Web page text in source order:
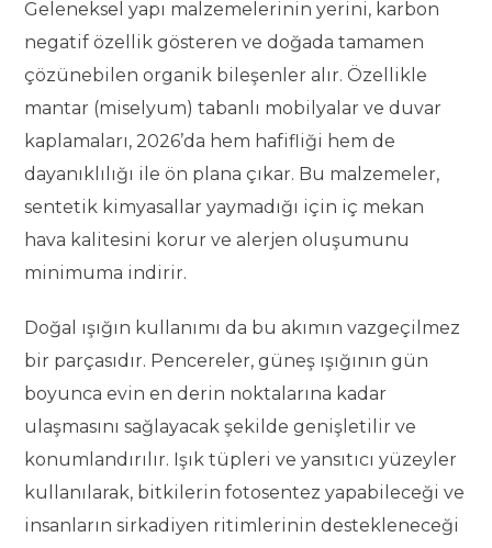
Geleneksel yapı malzemelerinin yerini, karbon
negatif özellik gösteren ve doğada tamamen
çözünebilen organik bileşenler alır. Özellikle
mantar (miselyum) tabanlı mobilyalar ve duvar
kaplamaları, 2026’da hem hafifliği hem de
dayanıklılığı ile ön plana çıkar. Bu malzemeler,
sentetik kimyasallar yaymadığı için iç mekan
hava kalitesini korur ve alerjen oluşumunu
minimuma indirir.
Doğal ışığın kullanımı da bu akımın vazgeçilmez
bir parçasıdır. Pencereler, güneş ışığının gün
boyunca evin en derin noktalarına kadar
ulaşmasını sağlayacak şekilde genişletilir ve
konumlandırılır. Işık tüpleri ve yansıtıcı yüzeyler
kullanılarak, bitkilerin fotosentez yapabileceği ve
insanların sirkadiyen ritimlerinin destekleneceği